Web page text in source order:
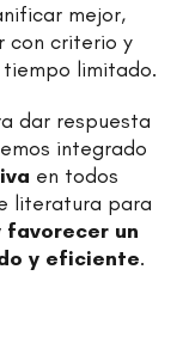
mejor,
con criterio y
limitado.
dar respuesta
integrado
en todos
literatura para
un
y eficiente.